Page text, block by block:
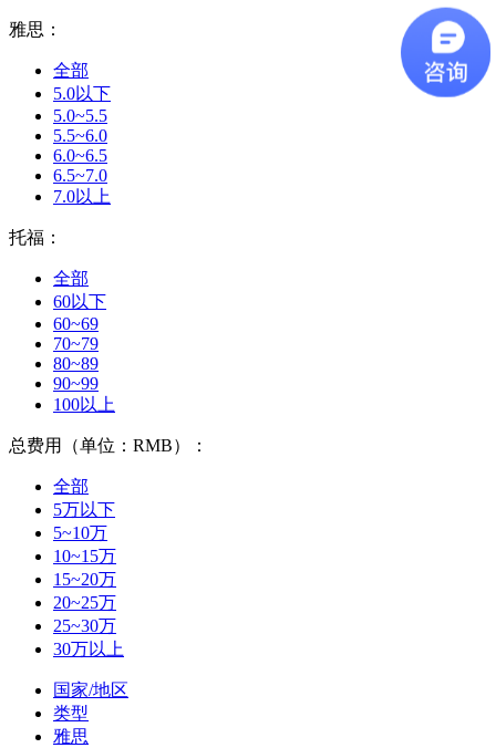
雅思：
全部
5.0以下
5.0~5.5
5.5~6.0
6.0~6.5
6.5~7.0
7.0以上
托福：
全部
60以下
60~69
70~79
80~89
90~99
100以上
总费用（单位：RMB）：
全部
5万以下
5~10万
10~15万
15~20万
20~25万
25~30万
30万以上
国家/地区
类型
雅思